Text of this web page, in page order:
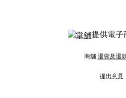
提供電子
商舖 退貨及退
提出意見